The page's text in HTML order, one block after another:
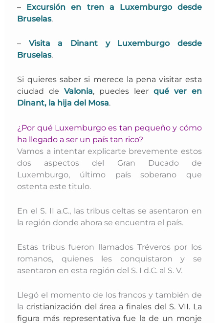
– Excursión en tren a Luxemburgo desde
Bruselas.
– Visita a Dinant y Luxemburgo desde
Bruselas.
Si quieres saber si merece la pena visitar esta
ciudad deValonia, puedes leer qué ver en
Dinant, la hija del Mosa.
¿Por qué Luxemburgo es tan pequeño y cómo
ha llegado a ser un país tan rico?
Vamos a intentar explicarte brevemente estos
dos aspectos del Gran Ducado de
Luxemburgo, último país soberano que
ostenta este titulo.
En el S. II a.C., las tribus celtas se asentaron en
la región donde ahora se encuentra el país.
Estas tribus fueron llamados Tréveros por los
romanos, quienes les conquistaron y se
asentaron en esta región del S. I d.C. al S. V.
Llegó el momento de los francos y también de
la cristianización del área a finales del S. VII. La
figura más representativa fue la de un monje